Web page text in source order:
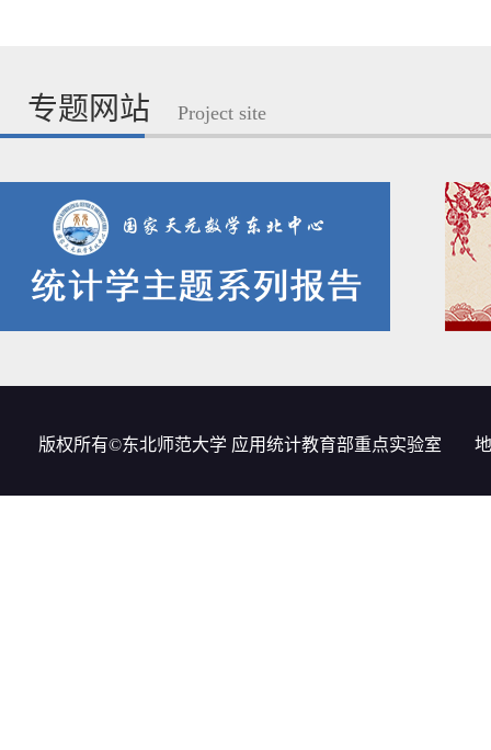
专题网站 Project site
版权所有©东北师范大学 应用统计教育部重点实验室